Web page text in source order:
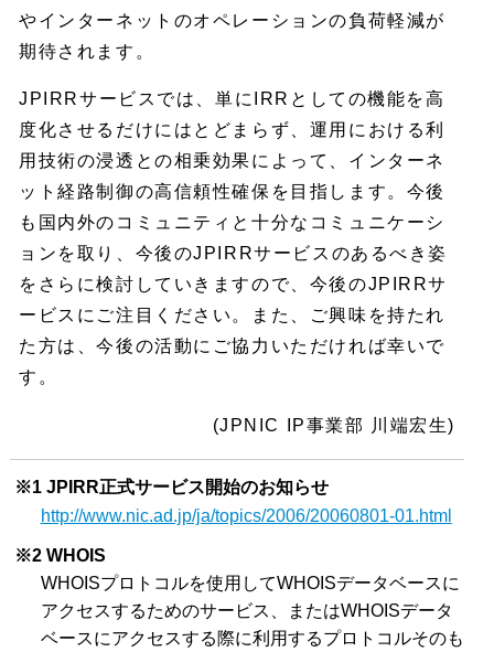
やインターネットのオペレーションの負荷軽減が
期待されます。
JPIRRサービスでは、単にIRRとしての機能を高
度化させるだけにはとどまらず、運用における利
用技術の浸透との相乗効果によって、インターネ
ット経路制御の高信頼性確保を目指します。今後
も国内外のコミュニティと十分なコミュニケーシ
ョンを取り、今後のJPIRRサービスのあるべき姿
をさらに検討していきますので、今後のJPIRRサ
ービスにご注目ください。また、ご興味を持たれ
た方は、今後の活動にご協力いただければ幸いで
す。
(JPNIC IP事業部 川端宏生)
※1 JPIRR正式サービス開始のお知らせ
http://www.nic.ad.jp/ja/topics/2006/20060801-01.html
※2 WHOIS
WHOISプロトコルを使用してWHOISデータベースに
アクセスするためのサービス、またはWHOISデータ
ベースにアクセスする際に利用するプロトコルそのも